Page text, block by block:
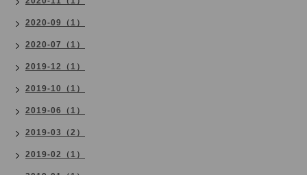
2020-09（1）
2020-07（1）
2019-12（1）
2019-10（1）
2019-06（1）
2019-03（2）
2019-02（1）